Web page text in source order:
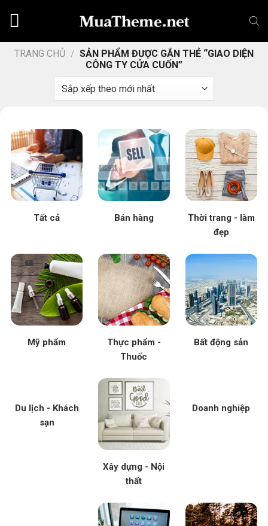
dungTRANG CHỦ / SẢN PHẨM ĐƯỢC GẮN THẺ “GIAO DIỆN
CÔNG TY CỬA CUỐN”
Tất cả Bán hàng
Thời trang - làm
đẹp
Mỹ phẩm
Thực phẩm -
Thuốc
Bất động sản
Du lịch - Khách
sạn
Xây dựng - Nội
thất
Doanh nghiệp